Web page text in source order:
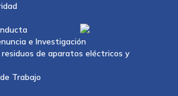
e Investigación
de aparatos eléctricos y
Trabajo